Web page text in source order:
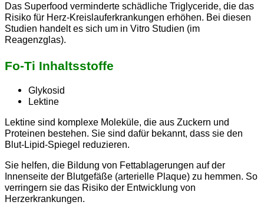
Das Superfood verminderte schädliche Triglyceride, die das
Risiko für Herz-Kreislauferkrankungen erhöhen. Bei diesen
Studien handelt es sich um in Vitro Studien (im
Reagenzglas).
Fo-Ti Inhaltsstoffe
Glykosid
Lektine
Lektine sind komplexe Moleküle, die aus Zuckern und
Proteinen bestehen. Sie sind dafür bekannt, dass sie den
Blut-Lipid-Spiegel reduzieren.
Sie helfen, die Bildung von Fettablagerungen auf der
Innenseite der Blutgefäße (arterielle Plaque) zu hemmen. So
verringern sie das Risiko der Entwicklung von
Herzerkrankungen.